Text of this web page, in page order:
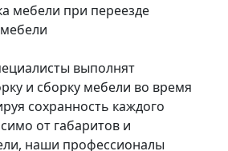
выполнят
и сборку мебели во время
сохранность каждого
от габаритов и
наши профессионалы